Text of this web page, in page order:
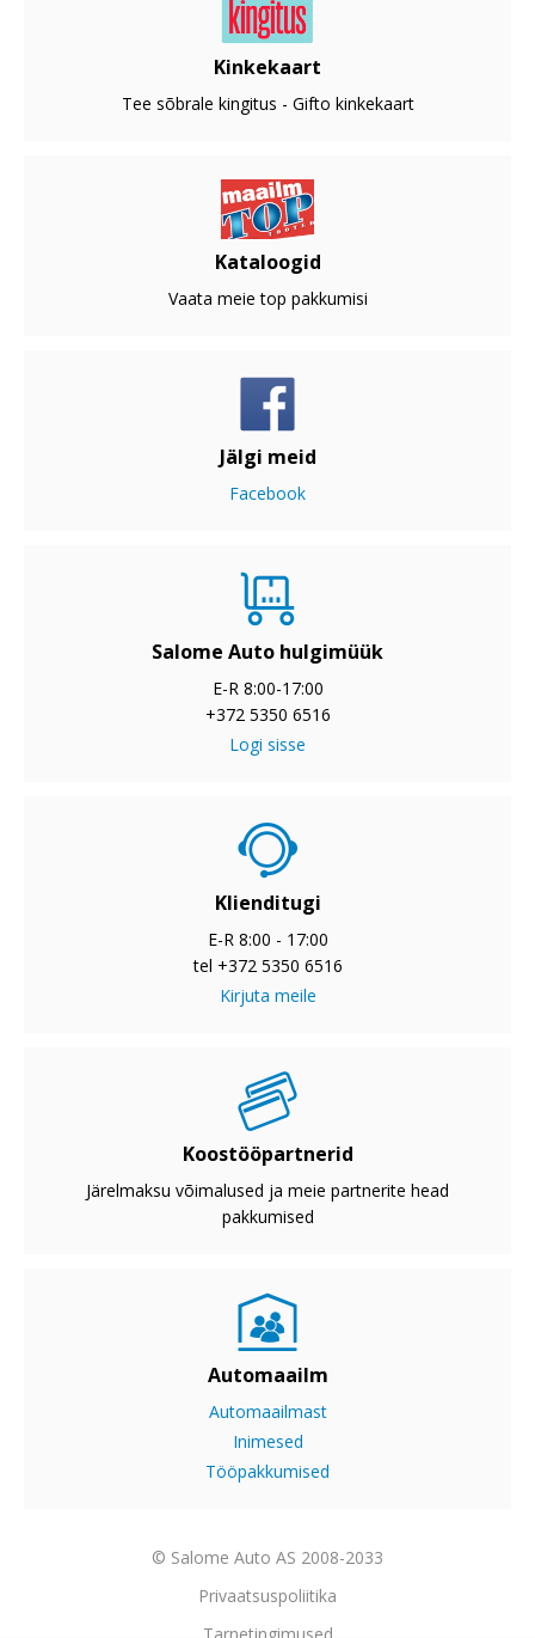
Kinkekaart
Tee sõbrale kingitus - Gifto kinkekaart
Kataloogid
Vaata meie top pakkumisi
Jälgi meid
Facebook
Salome Auto hulgimüük
E-R 8:00-17:00
+372 5350 6516
Logi sisse
Klienditugi
E-R 8:00 - 17:00
tel +372 5350 6516
Kirjuta meile
Koostööpartnerid
Järelmaksu võimalused ja meie partnerite head
pakkumised
Automaailm
Automaailmast
Inimesed
Tööpakkumised
© Salome Auto AS 2008-2033
Privaatsuspoliitika